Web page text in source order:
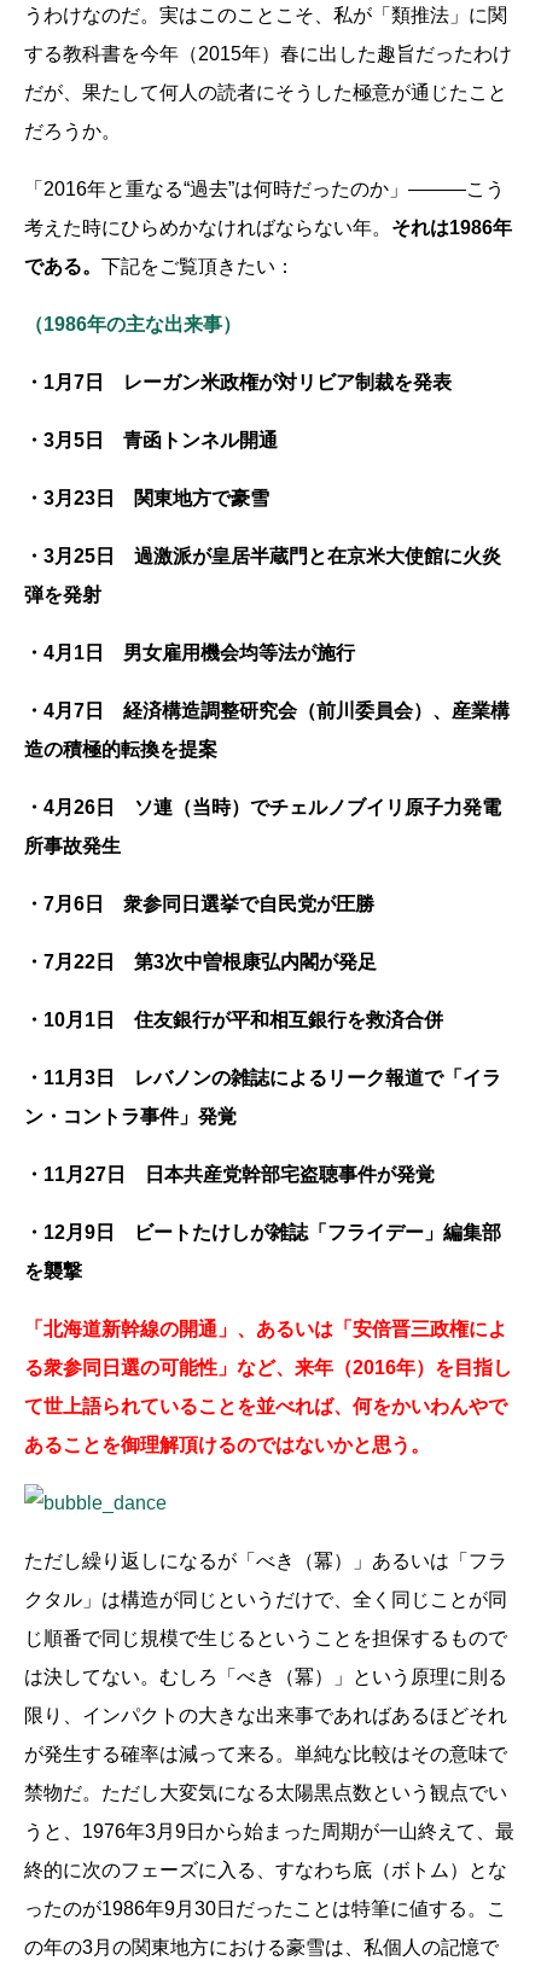
うわけなのだ。実はこのことこそ、私が「類推法」に関
する教科書を今年（2015年）春に出した趣旨だったわけ
だが、果たして何人の読者にそうした極意が通じたこと
だろうか。
「2016年と重なる“過去”は何時だったのか」―――こう
考えた時にひらめかなければならない年。 それは1986年
である。 下記をご覧頂きたい：
（1986年の主な出来事）
・1月7日 レーガン米政権が対リビア制裁を発表
・3月5日 青函トンネル開通
・3月23日 関東地方で豪雪
・3月25日 過激派が皇居半蔵門と在京米大使館に火炎
弾を発射
・4月1日 男女雇用機会均等法が施行
・4月7日 経済構造調整研究会（前川委員会）、産業構
造の積極的転換を提案
・4月26日 ソ連（当時）でチェルノブイリ原子力発電
所事故発生
・7月6日 衆参同日選挙で自民党が圧勝
・7月22日 第3次中曽根康弘内閣が発足
・10月1日 住友銀行が平和相互銀行を救済合併
・11月3日 レバノンの雑誌によるリーク報道で「イラ
ン・コントラ事件」発覚
・11月27日 日本共産党幹部宅盗聴事件が発覚
・12月9日 ビートたけしが雑誌「フライデー」編集部
を襲撃
「北海道新幹線の開通」、あるいは「安倍晋三政権によ
る衆参同日選の可能性」など、来年（2016年）を目指し
て世上語られていることを並べれば、何をかいわんやで
あることを御理解頂けるのではないかと思う。
ただし繰り返しになるが「べき（冪）」あるいは「フラ
クタル」は構造が同じというだけで、全く同じことが同
じ順番で同じ規模で生じるということを担保するもので
は決してない。むしろ「べき（冪）」という原理に則る
限り、インパクトの大きな出来事であればあるほどそれ
が発生する確率は減って来る。単純な比較はその意味で
禁物だ。ただし大変気になる太陽黒点数という観点でい
うと、1976年3月9日から始まった周期が一山終えて、最
終的に次のフェーズに入る、すなわち底（ボトム）とな
ったのが1986年9月30日だったことは特筆に値する。こ
の年の3月の関東地方における豪雪は、私個人の記憶で